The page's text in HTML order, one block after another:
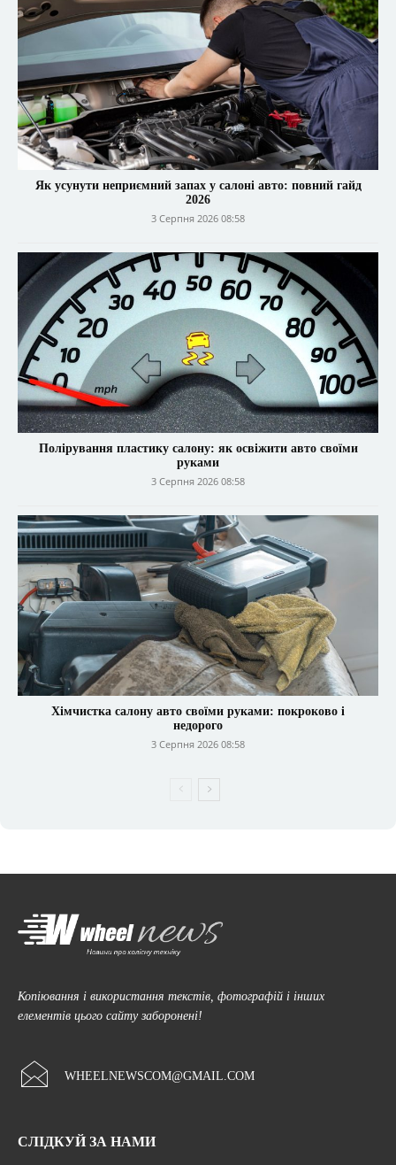
Як усунути неприємний запах у салоні авто: повний гайд
2026
3 Серпня 2026 08:58
Полірування пластику салону: як освіжити авто своїми
руками
3 Серпня 2026 08:58
Хімчистка салону авто своїми руками: покроково і
недорого
3 Серпня 2026 08:58
Копіювання і використання текстів, фотографій і інших
елементів цього сайту заборонені!
WHEELNEWSCOM@GMAIL.COM
СЛІДКУЙ ЗА НАМИ